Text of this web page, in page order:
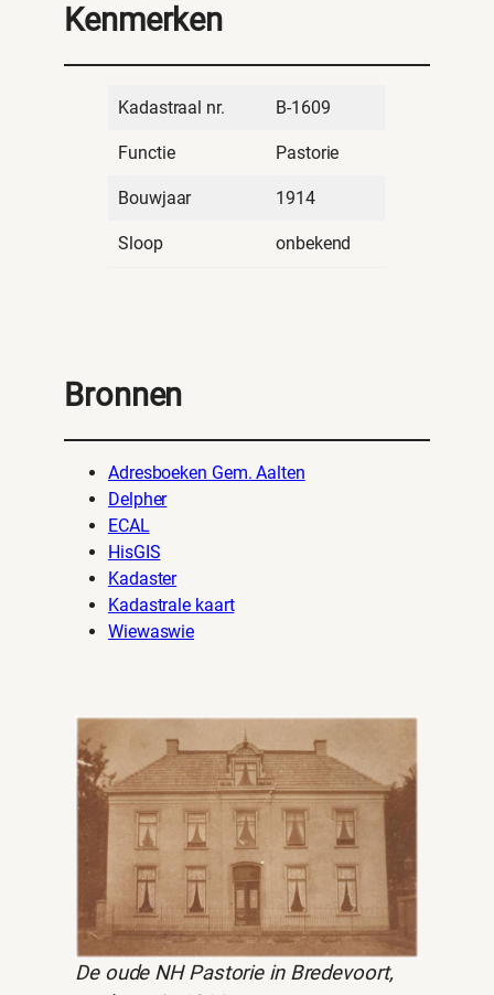
Kenmerken
Kadastraal nr. B-1609
Functie Pastorie
Bouwjaar 1914
Sloop onbekend
Bronnen
Adresboeken Gem. Aalten
Delpher
ECAL
HisGIS
Kadaster
Kadastrale kaart
Wiewaswie
De oude NH Pastorie in Bredevoort,